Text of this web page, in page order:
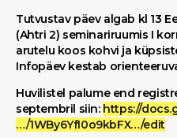
Tutvustav päev algab kl 13
(Ahtri 2) seminariruumis I
arutelu koos kohvi ja
Infopäev kestab
Huvilistel palume end
septembril siin: https://
…/1WBy6YfI0o9kbFX…/edit